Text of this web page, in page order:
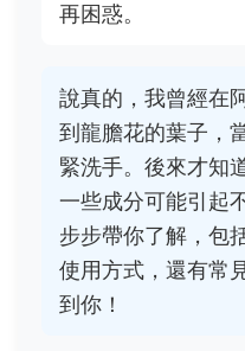
再困惑。
說真的，我曾經在
到龍膽花的葉子，
緊洗手。後來才知
一些成分可能引起
步步帶你了解，包
使用方式，還有常
到你！